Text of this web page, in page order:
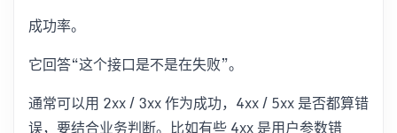
成功率。
它回答“这个接口是不是在失败”。
通常可以用 2xx / 3xx 作为成功，4xx / 5xx 是否都算错
误，要结合业务判断。比如有些 4xx 是用户参数错